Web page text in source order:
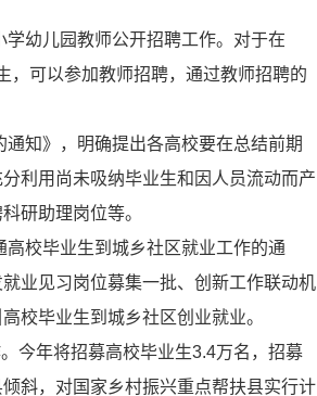
幼儿园教师公开招聘工作。对于在
，可以参加教师招聘，通过教师招聘的
知》，明确提出各高校要在总结前期
利用尚未吸纳毕业生和因人员流动而产
研助理岗位等。
校毕业生到城乡社区就业工作的通
业见习岗位募集一批、创新工作联动机
校毕业生到城乡社区创业就业。
今年将招募高校毕业生3.4万名，招募
斜，对国家乡村振兴重点帮扶县实行计